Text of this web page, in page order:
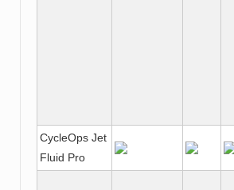
CycleOps Jet
Fluid Pro